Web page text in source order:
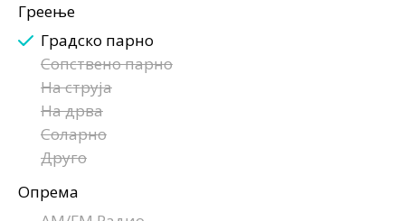
Греење
Градско парно
Сопствено парно
На струја
На дрва
Соларно
Друго
Опрема